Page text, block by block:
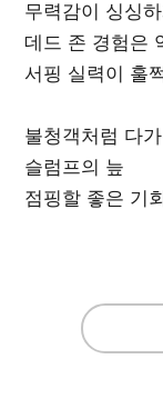
무력감이 싱싱
데드 존 경험은
서핑 실력이 훌
불청객처럼 다
슬럼프의 늪
점핑할 좋은 기